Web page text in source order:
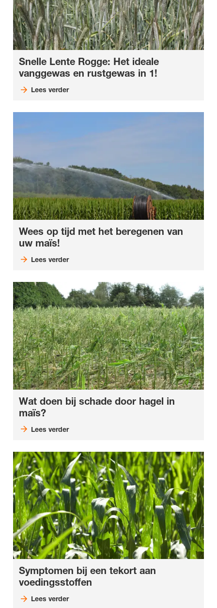
Snelle Lente Rogge: Het ideale
vanggewas en rustgewas in 1!
Lees verder
Wees op tijd met het beregenen van
uw maïs!
Lees verder
Wat doen bij schade door hagel in
maïs?
Lees verder
Symptomen bij een tekort aan
voedingsstoffen
Lees verder